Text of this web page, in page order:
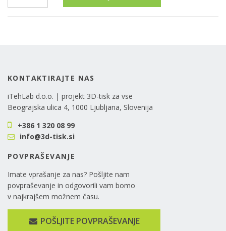
KONTAKTIRAJTE NAS
iTehLab d.o.o. | projekt 3D-tisk za vse
Beograjska ulica 4, 1000 Ljubljana, Slovenija
+386 1 320 08 99
info@3d-tisk.si
POVPRAŠEVANJE
Imate vprašanje za nas? Pošljite nam
povpraševanje in odgovorili vam bomo
v najkrajšem možnem času.
POŠLJITE POVPRAŠEVANJE